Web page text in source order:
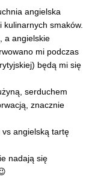
angielska
kulinarnych smaków.
a angielskie
mi podczas
będą mi się
serduchem
znacznie
vs angielską tartę
nadają się